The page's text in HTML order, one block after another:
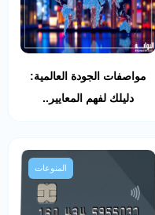
مواصفات الجودة العالمية:
دليلك لفهم المعايير..
المنوعات